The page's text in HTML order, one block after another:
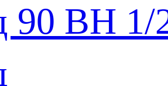
90 ВН 1/